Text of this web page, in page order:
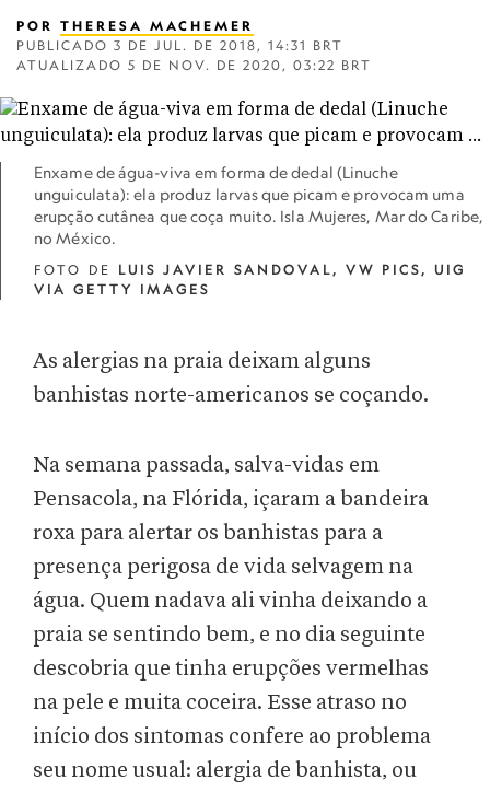
POR THERESA MACHEMER
PUBLICADO 3 DE JUL. DE 2018, 14:31 BRT
ATUALIZADO 5 DE NOV. DE 2020, 03:22 BRT
Enxame de água-viva em forma de dedal (Linuche
unguiculata): ela produz larvas que picam e provocam uma
erupção cutânea que coça muito. Isla Mujeres, Mar do Caribe,
no México.
FOTO DE LUIS JAVIER SANDOVAL, VW PICS, UIG
VIA GETTY IMAGES
As alergias na praia deixam alguns
banhistas norte-americanos se coçando.
Na semana passada, salva-vidas em
Pensacola, na Flórida, içaram a bandeira
roxa para alertar os banhistas para a
presença perigosa de vida selvagem na
água. Quem nadava ali vinha deixando a
praia se sentindo bem, e no dia seguinte
descobria que tinha erupções vermelhas
na pele e muita coceira. Esse atraso no
início dos sintomas confere ao problema
seu nome usual: alergia de banhista, ou